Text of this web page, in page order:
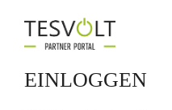
EINLOGGEN